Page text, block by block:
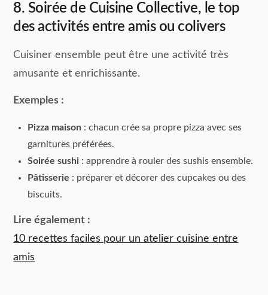
8. Soirée de Cuisine Collective, le top
des activités entre amis ou colivers
Cuisiner ensemble peut être une activité très
amusante et enrichissante.
Exemples :
Pizza maison : chacun crée sa propre pizza avec ses
garnitures préférées.
Soirée sushi : apprendre à rouler des sushis ensemble.
Pâtisserie : préparer et décorer des cupcakes ou des
biscuits.
Lire également :
10 recettes faciles pour un atelier cuisine entre
amis